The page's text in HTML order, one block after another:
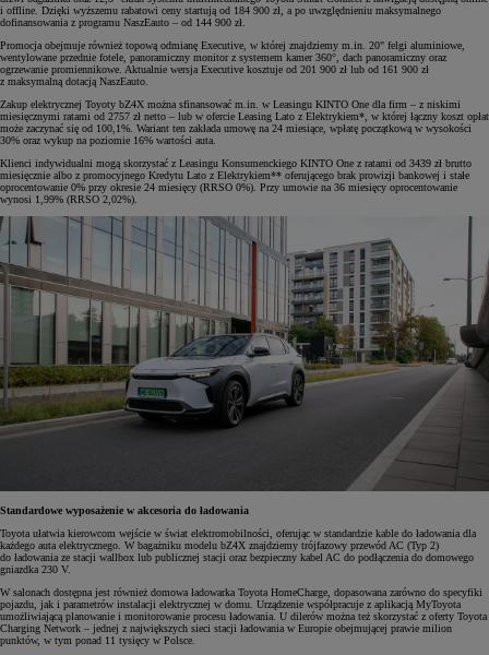
i offline. Dzięki wyższemu rabatowi ceny startują od 184 900 zł, a po uwzględnieniu maksymalnego
dofinansowania z programu NaszEauto – od 144 900 zł.
Promocja obejmuje również topową odmianę Executive, w której znajdziemy m.in. 20" felgi aluminiowe,
wentylowane przednie fotele, panoramiczny monitor z systemem kamer 360°, dach panoramiczny oraz
ogrzewanie promiennikowe. Aktualnie wersja Executive kosztuje od 201 900 zł lub od 161 900 zł
z maksymalną dotacją NaszEauto.
Zakup elektrycznej Toyoty bZ4X można sfinansować m.in. w Leasingu KINTO One dla firm – z niskimi
miesięcznymi ratami od 2757 zł netto – lub w ofercie Leasing Lato z Elektrykiem*, w której łączny koszt opłat
może zaczynać się od 100,1%. Wariant ten zakłada umowę na 24 miesiące, wpłatę początkową w wysokości
30% oraz wykup na poziomie 16% wartości auta.
Klienci indywidualni mogą skorzystać z Leasingu Konsumenckiego KINTO One z ratami od 3439 zł brutto
miesięcznie albo z promocyjnego Kredytu Lato z Elektrykiem** oferującego brak prowizji bankowej i stałe
oprocentowanie 0% przy okresie 24 miesięcy (RRSO 0%). Przy umowie na 36 miesięcy oprocentowanie
wynosi 1,99% (RRSO 2,02%).
Standardowe wyposażenie w akcesoria do ładowania
Toyota ułatwia kierowcom wejście w świat elektromobilności, oferując w standardzie kable do ładowania dla
każdego auta elektrycznego. W bagażniku modelu bZ4X znajdziemy trójfazowy przewód AC (Typ 2)
do ładowania ze stacji wallbox lub publicznej stacji oraz bezpieczny kabel AC do podłączenia do domowego
gniazdka 230 V.
W salonach dostępna jest również domowa ładowarka Toyota HomeCharge, dopasowana zarówno do specyfiki
pojazdu, jak i parametrów instalacji elektrycznej w domu. Urządzenie współpracuje z aplikacją MyToyota
umożliwiającą planowanie i monitorowanie procesu ładowania. U dilerów można też skorzystać z oferty Toyota
Charging Network – jednej z największych sieci stacji ładowania w Europie obejmującej prawie milion
punktów, w tym ponad 11 tysięcy w Polsce.